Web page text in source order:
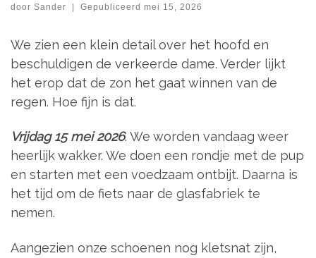
door Sander | Gepubliceerd mei 15, 2026
We zien een klein detail over het hoofd en
beschuldigen de verkeerde dame. Verder lijkt
het erop dat de zon het gaat winnen van de
regen. Hoe fijn is dat.
Vrijdag 15 mei 2026. We worden vandaag weer
heerlijk wakker. We doen een rondje met de pup
en starten met een voedzaam ontbijt. Daarna is
het tijd om de fiets naar de glasfabriek te
nemen.
Aangezien onze schoenen nog kletsnat zijn,